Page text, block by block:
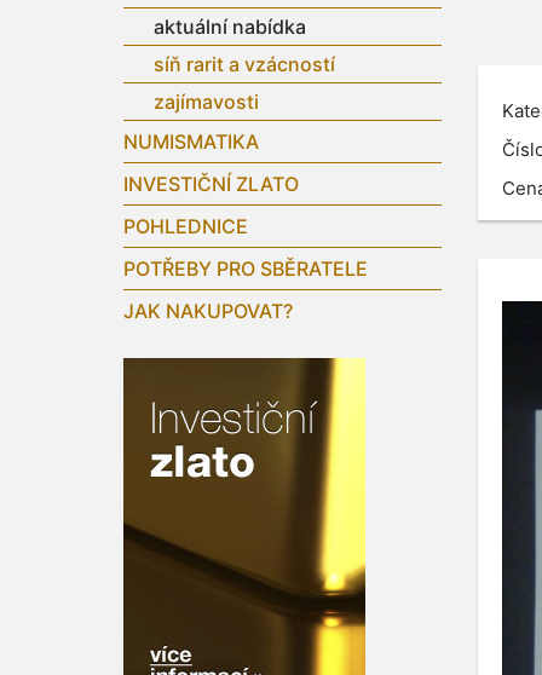
aktuální nabídka
síň rarit a vzácností
zajímavosti
NUMISMATIKA
INVESTIČNÍ ZLATO
POHLEDNICE
POTŘEBY PRO SBĚRATELE
JAK NAKUPOVAT?